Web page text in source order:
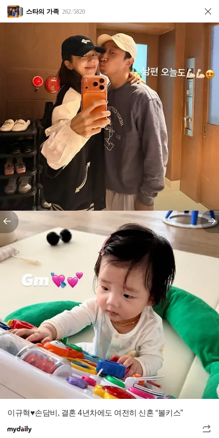
스타의 가족 262/5820
이규혁♥손담비, 결혼 4년차에도 여전히 신혼 “볼키스”